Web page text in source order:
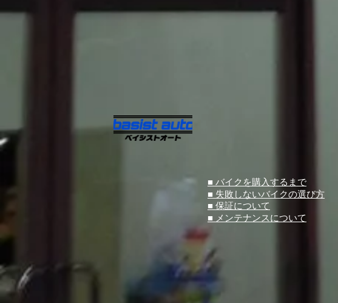
■ バイクを購入するまで
■ 失敗しないバイクの選び方
■ 保証について
■ メンテナンスについて